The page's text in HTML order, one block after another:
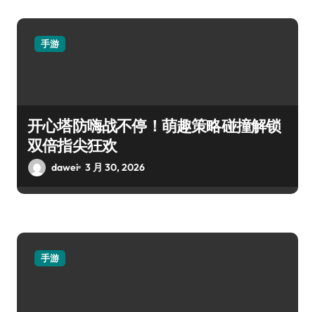
手游
开心塔防嗨战不停！萌趣策略碰撞解锁
双倍指尖狂欢
dawei 3 月 30, 2026
手游